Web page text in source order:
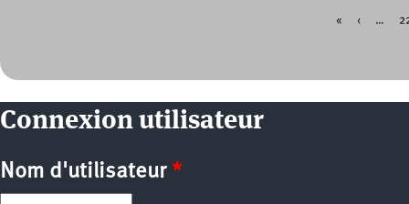
« ‹ …
Connexion utilisateur
Nom d'utilisateur *